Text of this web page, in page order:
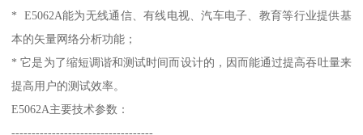
* E5062A能为无线通信、有线电视、汽车电子、教育等行业提供基
本的矢量网络分析功能；
* 它是为了缩短调谐和测试时间而设计的，因而能通过提高吞吐量来
提高用户的测试效率。
E5062A主要技术参数：